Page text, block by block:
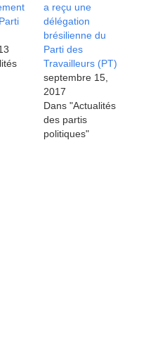
a reçu une
délégation
brésilienne du
Parti des
Travailleurs (PT)
septembre 15,
2017
Dans "Actualités
des partis
politiques"